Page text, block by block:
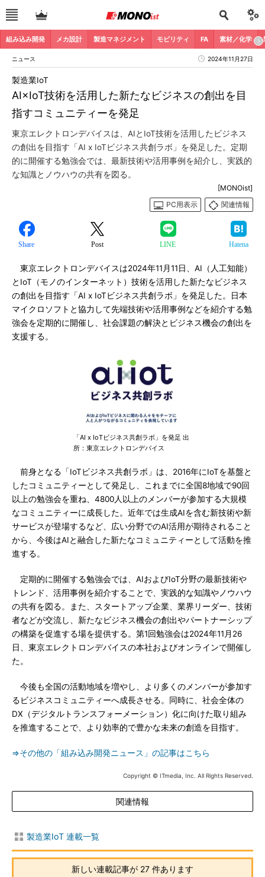
組み込み開発 メカ設計 製造マネジメント モビリティ FA 素材／化学
ニュース 2024年11月27日
AI×IoT技術を活用した新たなビジネスの創出を目
指すコミュニティーを発足
製造業IoT
東京エレクトロンデバイスは、AIとIoT技術を活用したビジネス
の創出を目指す「AI x IoTビジネス共創ラボ」を発足した。定期
的に開催する勉強会では、最新技術や活用事例を紹介し、実践的
な知識とノウハウの共有を図る。
[MONOist]
PC用表示
関連情報
Share Post LINE Hatena
東京エレクトロンデバイスは2024年11月11日、AI（人工知能）
とIoT（モノのインターネット）技術を活用した新たなビジネス
の創出を目指す「AI x IoTビジネス共創ラボ」を発足した。日本
マイクロソフトと協力して先端技術や活用事例などを紹介する勉
強会を定期的に開催し、社会課題の解決とビジネス機会の創出を
支援する。
「AI x IoTビジネス共創ラボ」を発足 出
所：東京エレクトロンデバイス
前身となる「IoTビジネス共創ラボ」は、2016年にIoTを基盤と
したコミュニティーとして発足し、これまでに全国8地域で90回
以上の勉強会を重ね、4800人以上のメンバーが参加する大規模
なコミュニティーに成長した。近年では生成AIを含む新技術や新
サービスが登場するなど、広い分野でのAI活用が期待されること
から、今後はAIと融合した新たなコミュニティーとして活動を推
進する。
定期的に開催する勉強会では、AIおよびIoT分野の最新技術や
トレンド、活用事例を紹介することで、実践的な知識やノウハウ
の共有を図る。また、スタートアップ企業、業界リーダー、技術
者などが交流し、新たなビジネス機会の創出やパートナーシップ
の構築を促進する場を提供する。第1回勉強会は2024年11月26
日、東京エレクトロンデバイスの本社およびオンラインで開催し
た。
今後も全国の活動地域を増やし、より多くのメンバーが参加す
るビジネスコミュニティーへ成長させる。同時に、社会全体の
DX（デジタルトランスフォーメーション）化に向けた取り組み
を推進することで、より効率的で豊かな未来の創造を目指す。
⇒その他の「組み込み開発ニュース」の記事はこちら
Copyright © ITmedia, Inc. All Rights Reserved.
関連情報
製造業IoT 連載一覧
新しい連載記事が 27 件あります